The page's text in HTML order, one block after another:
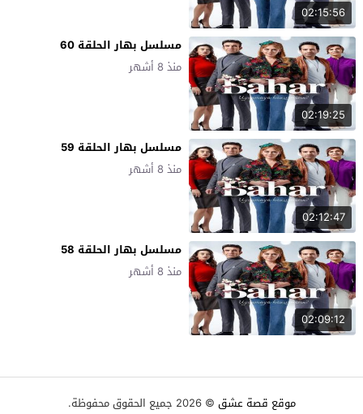
02:15:56
02:19:25
مسلسل بهار الحلقة 60
منذ 8 أشهر
02:12:47
مسلسل بهار الحلقة 59
منذ 8 أشهر
02:09:12
مسلسل بهار الحلقة 58
منذ 8 أشهر
موقع قصة عشق © 2026 جميع الحقوق محفوظة.